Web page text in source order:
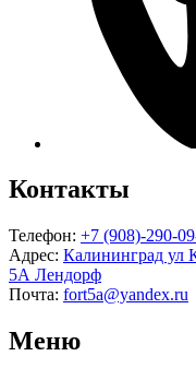
Контакты
Телефон: +7 (908)-290-
Адрес: Калининград ул
5А Лендорф
Почта: fort5a@yandex.ru
Меню